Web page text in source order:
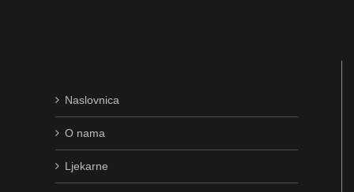
Naslovnica
O nama
Ljekarne